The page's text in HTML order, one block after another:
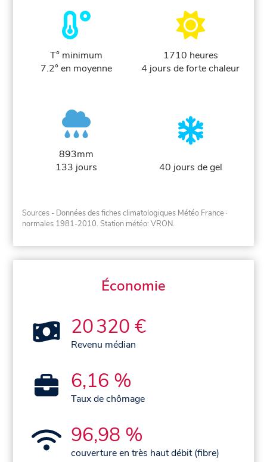
T° minimum
7.2° en moyenne
1710 heures
4 jours de forte chaleur
893mm
133 jours
40 jours de gel
Sources - Données des fiches climatologiques Météo France ·
normales 1981-2010. Station météo: VRON.
Économie
20 320 €
Revenu médian
6,16 %
Taux de chômage
96,98 %
couverture en très haut débit (fibre)